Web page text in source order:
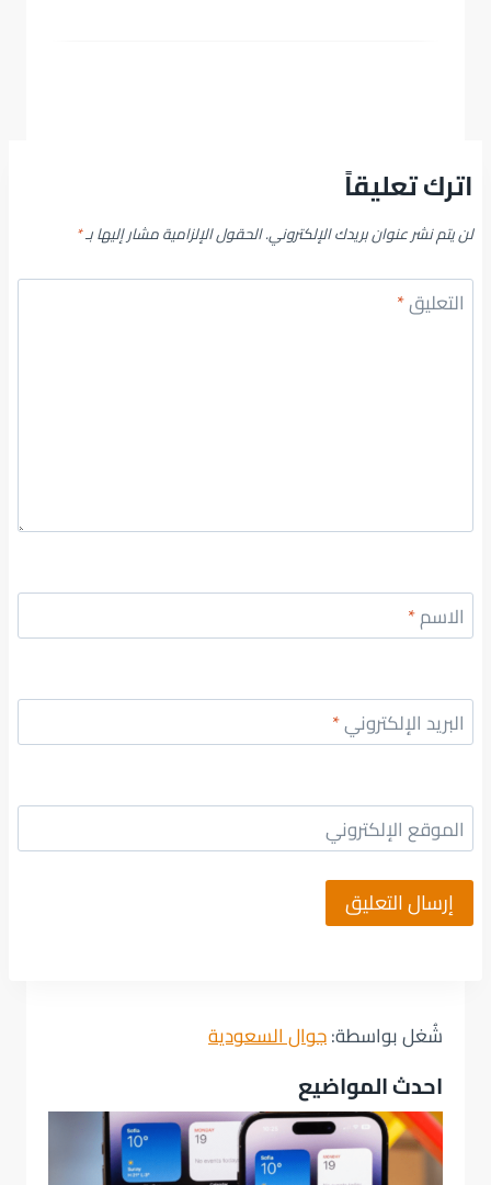
اترك تعليقاً
لن يتم نشر عنوان بريدك الإلكتروني.الحقول الإلزامية مشار إليها بـ*
التعليق*
الاسم*
البريد الإلكتروني*
الموقع الإلكتروني
شُغل بواسطة:جوال السعودية
احدث المواضيع